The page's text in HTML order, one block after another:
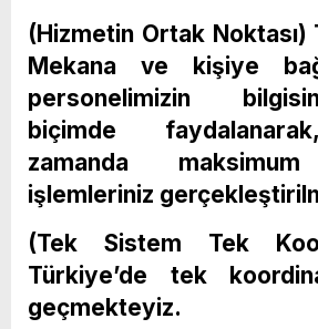
(Hizmetin Ortak Noktası)
Mekana ve kişiye
personelimizin
biçimde
zamanda
işlemleriniz
(Tek Sistem Tek
Türkiye’de tek
geçmekteyiz.